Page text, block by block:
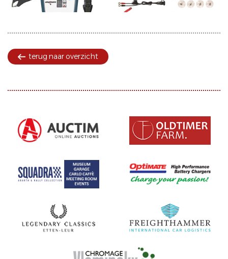
terug naar overzicht